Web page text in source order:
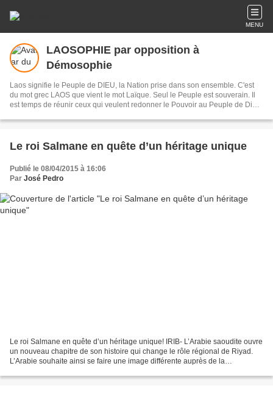
MENU
LAOSOPHIE par opposition à
Démosophie
Laos signifie le Peuple de DIEU, la Nation prise dans son ensemble. C'est
du mot grec LAOS que vient le mot Laïque. Seul le Peuple est souverain. Il
est temps de réunir ceux qui veulent redonner le Pouvoir au Peuple de Dieu
appel à la publicité ni à des subventions pour exister , il est gratuit et tenu
Le roi Salmane en quête d’un héritage unique
Publié le 08/04/2015 à 16:06
Par José Pedro
Le roi Salmane en quête d’un héritage unique! IRIB- L’Arabie saoudite ouvre
un nouveau chapitre de son histoire qui change le rôle régional de Riyad.
L’Arabie souhaite ainsi se faire une image différente auprès de la